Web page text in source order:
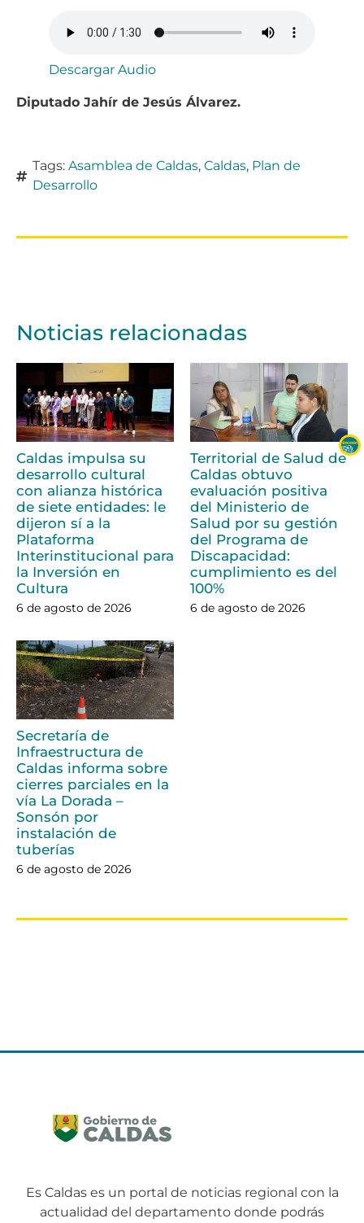
Descargar Audio
Diputado Jahír de Jesús Álvarez.
Tags: Asamblea de Caldas, Caldas, Plan de
Desarrollo
Noticias relacionadas
Caldas impulsa su
desarrollo cultural
con alianza histórica
de siete entidades: le
dijeron sí a la
Plataforma
Interinstitucional para
la Inversión en
Cultura
6 de agosto de 2026
Territorial de Salud de
Caldas obtuvo
evaluación positiva
del Ministerio de
Salud por su gestión
del Programa de
Discapacidad:
cumplimiento es del
100%
6 de agosto de 2026
Secretaría de
Infraestructura de
Caldas informa sobre
cierres parciales en la
vía La Dorada –
Sonsón por
instalación de
tuberías
6 de agosto de 2026
Es Caldas es un portal de noticias regional con la
actualidad del departamento donde podrás